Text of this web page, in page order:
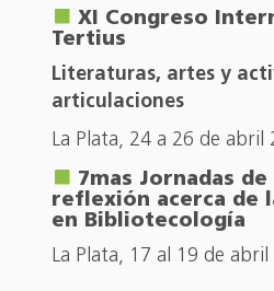
XI Congreso
Tertius
Literaturas, artes y
articulaciones
La Plata, 24 a 26 de abril
7mas Jornadas
reflexión acerca de
en Bibliotecología
La Plata, 17 al 19 de